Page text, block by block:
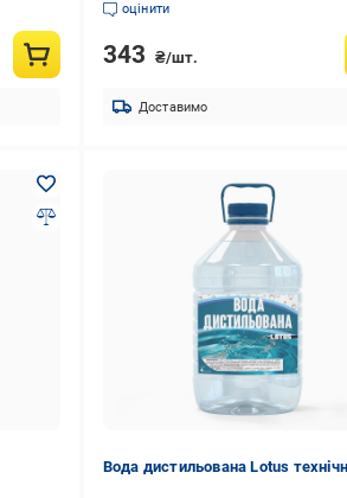
оцінити
343 ₴/шт.
Доставимо
Вода дистильована Lotus